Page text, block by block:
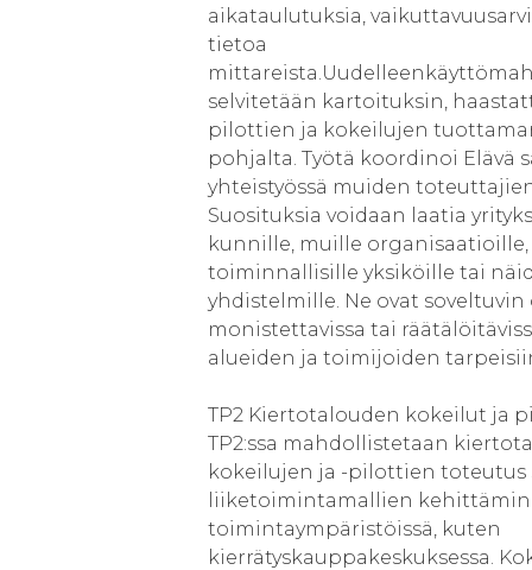
aikataulutuksia,
tietoa
selvitetään kartoituksin,
pilottien ja kokeilujen
pohjalta. Työtä koordinoi Elävä
yhteistyössä muiden
Suosituksia voidaan laatia
kunnille, muille organisaatioille,
toiminnallisille yksiköille tai
yhdistelmille. Ne ovat soveltuvin
monistettavissa tai
alueiden ja toimijoiden
TP2 Kiertotalouden kokeilut ja
TP2:ssa mahdollistetaan
kokeilujen ja -pilottien toteutus
liiketoimintamallien
toimintaympäristöissä, kuten
kierrätyskauppakeskuksessa.